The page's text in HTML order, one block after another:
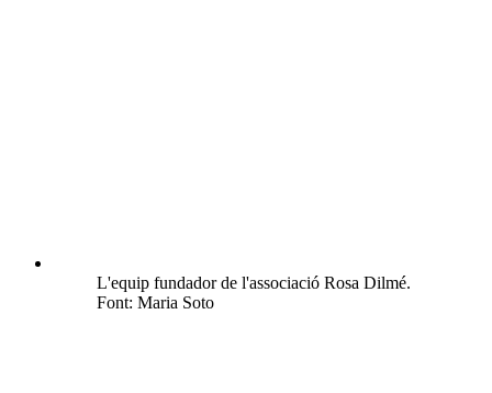
L'equip fundador de l'associació Rosa Dilmé.
Font: Maria Soto